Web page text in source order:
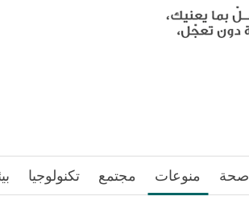
صحة منوعات مجتمع تكنولوجيا